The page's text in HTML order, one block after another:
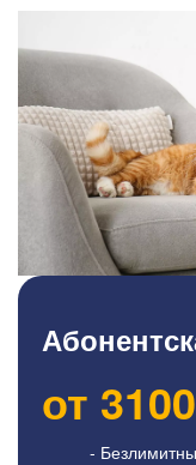
от 3100
-